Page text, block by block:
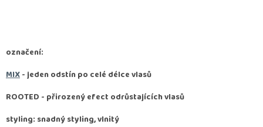
označení:
MIX- jeden odstín po celé délce vlasů
ROOTED - přirozený efect odrůstajících vlasů
styling: snadný styling, vlnitý